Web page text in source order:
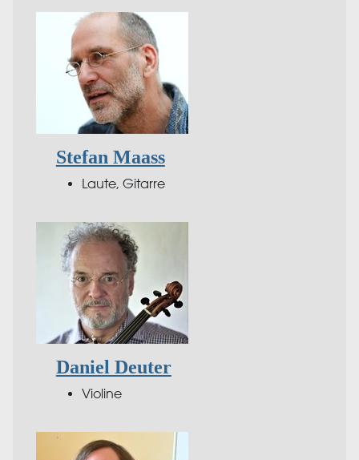
Stefan Maass
Laute, Gitarre
Daniel Deuter
Violine